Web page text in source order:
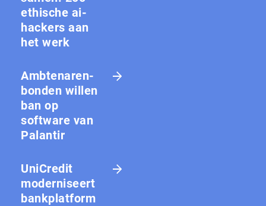
ethische ai-
hackers aan
het werk
Amb­te­na­ren­
bon­den willen
ban op
software van
Palantir
UniCredit
moderniseert
bankplatform